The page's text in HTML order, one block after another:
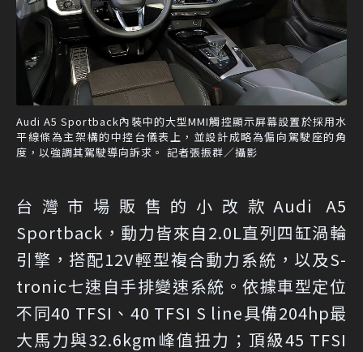
Audi A5 Sportback內裝中的大型MMI觸控顯示屏幕設置於採用水
平線條為主架構的中控台儀表上，並設計成略為偏向駕駛座的角
度，以強調其駕駛導向訴求。 記者張振群／攝影
台灣市場販售的小改款Audi A5
Sportback，動力皆來自2.0L直列四缸渦輪
引擎，搭配12V輕型複合動力系統，以及S-
tronic七速自手排變速系統。依據車型定位
不同40 TFSI、40 TFSI S line具備204hp最
大馬力與32.6kgm峰值扭力；頂級45 TFSI